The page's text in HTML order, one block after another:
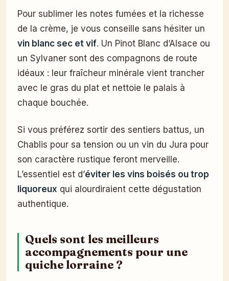
Pour sublimer les notes fumées et la richesse
de la crème, je vous conseille sans hésiter un
vin blanc sec et vif. Un Pinot Blanc d’Alsace ou
un Sylvaner sont des compagnons de route
idéaux : leur fraîcheur minérale vient trancher
avec le gras du plat et nettoie le palais à
chaque bouchée.
Si vous préférez sortir des sentiers battus, un
Chablis pour sa tension ou un vin du Jura pour
son caractère rustique feront merveille.
L’essentiel est d’éviter les vins boisés ou trop
liquoreux qui alourdiraient cette dégustation
authentique.
Quels sont les meilleurs
accompagnements pour une
quiche lorraine ?